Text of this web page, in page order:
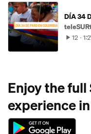
DÍA 34
12
Enjoy the
experience